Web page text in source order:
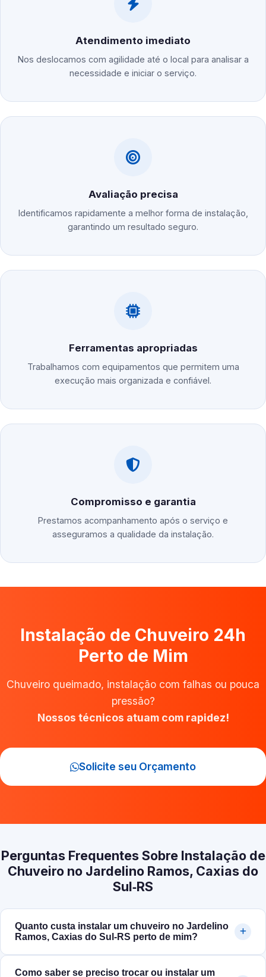
Atendimento imediato
Nos deslocamos com agilidade até o local para analisar a
necessidade e iniciar o serviço.
Avaliação precisa
Identificamos rapidamente a melhor forma de instalação,
garantindo um resultado seguro.
Ferramentas apropriadas
Trabalhamos com equipamentos que permitem uma
execução mais organizada e confiável.
Compromisso e garantia
Prestamos acompanhamento após o serviço e
asseguramos a qualidade da instalação.
Instalação de Chuveiro 24h
Perto de Mim
Chuveiro queimado, instalação com falhas ou pouca
pressão?
Nossos técnicos atuam com rapidez!
Solicite seu Orçamento
Perguntas Frequentes Sobre Instalação de
Chuveiro no Jardelino Ramos, Caxias do
Sul‑RS
Quanto custa instalar um chuveiro no Jardelino
Ramos, Caxias do Sul‑RS perto de mim?
Como saber se preciso trocar ou instalar um